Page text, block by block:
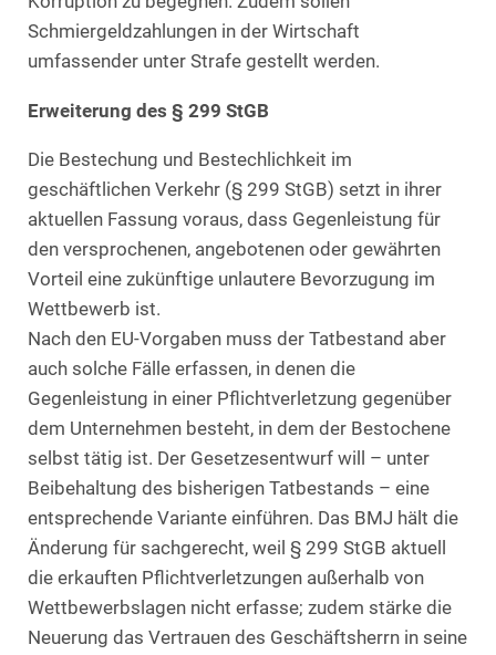
Schmiergeldzahlungen in der Wirtschaft
umfassender unter Strafe gestellt werden.
Erweiterung des § 299 StGB
Die Bestechung und Bestechlichkeit im
geschäftlichen Verkehr (§ 299 StGB) setzt in ihrer
aktuellen Fassung voraus, dass Gegenleistung für
den versprochenen, angebotenen oder gewährten
Vorteil eine zukünftige unlautere Bevorzugung im
Wettbewerb ist.
Nach den EU-Vorgaben muss der Tatbestand aber
auch solche Fälle erfassen, in denen die
Gegenleistung in einer Pflichtverletzung gegenüber
dem Unternehmen besteht, in dem der Bestochene
selbst tätig ist. Der Gesetzesentwurf will – unter
Beibehaltung des bisherigen Tatbestands – eine
entsprechende Variante einführen. Das BMJ hält die
Änderung für sachgerecht, weil § 299 StGB aktuell
die erkauften Pflichtverletzungen außerhalb von
Wettbewerbslagen nicht erfasse; zudem stärke die
Neuerung das Vertrauen des Geschäftsherrn in seine